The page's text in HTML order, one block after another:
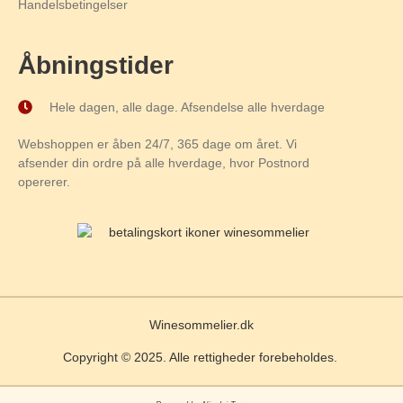
Handelsbetingelser
Åbningstider
Hele dagen, alle dage. Afsendelse alle hverdage
Webshoppen er åben 24/7, 365 dage om året. Vi
afsender din ordre på alle hverdage, hvor Postnord
opererer.
Winesommelier.dk
Copyright © 2025. Alle rettigheder forebeholdes.